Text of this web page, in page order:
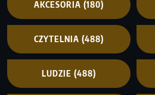
AKCESORIA (180)
CZYTELNIA (488)
LUDZIE (488)